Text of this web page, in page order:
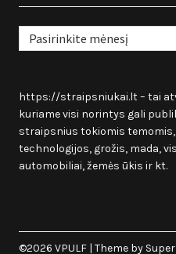
Seni
straipsniai
https://straipsniukai.lt– tai
kuriame visi norintys gali
straipsnius tokiomis
technologijos, grožis, mada,
automobiliai, žemės ūkis ir kt.
©2026 VPULF | Theme by